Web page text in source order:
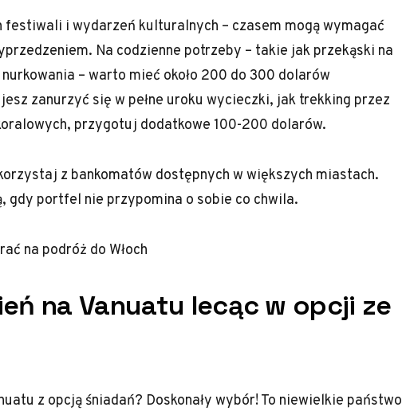
i wydarzeń kulturalnych – czasem mogą wymagać
Na codzienne potrzeby – takie jak przekąski na
– warto mieć około 200 do 300 dolarów
zanurzyć się w pełne uroku wycieczki, jak trekking przez
przygotuj dodatkowe 100-200 dolarów.
z bankomatów dostępnych w większych miastach.
portfel nie przypomina o sobie co chwila.
na podróż do Włoch
na Vanuatu lecąc w opcji ze
z opcją śniadań? Doskonały wybór! To niewielkie państwo